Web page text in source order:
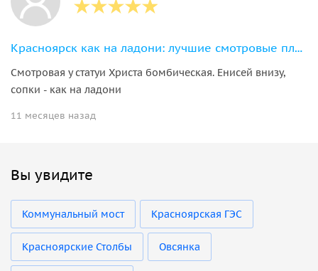
Красноярск как на ладони: лучшие смотровые площадки города
Смотровая у статуи Христа бомбическая. Енисей внизу,
сопки - как на ладони
11 месяцев назад
Вы увидите
Коммунальный мост Красноярская ГЭС
Красноярские Столбы Овсянка